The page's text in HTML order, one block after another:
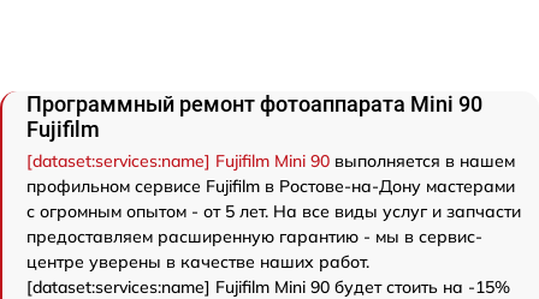
Программный ремонт фотоаппарата Mini 90
Fujifilm
[dataset:services:name] Fujifilm Mini 90 выполняется в нашем
профильном сервисе Fujifilm в Ростове-на-Дону мастерами
с огромным опытом - от 5 лет. На все виды услуг и запчасти
предоставляем расширенную гарантию - мы в сервис-
центре уверены в качестве наших работ.
[dataset:services:name] Fujifilm Mini 90 будет стоить на -15%